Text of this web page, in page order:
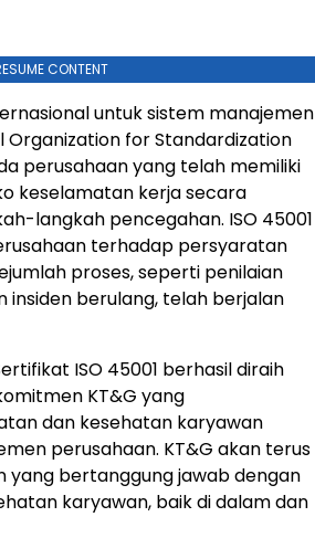
CONTENT
untuk sistem manajemen
Organization for Standardization
perusahaan yang telah memiliki
keselamatan kerja secara
langkah pencegahan. ISO 45001
terhadap persyaratan
proses, seperti penilaian
insiden berulang, telah berjalan
ISO 45001 berhasil diraih
KT&G yang
dan kesehatan karyawan
perusahaan. KT&G akan terus
yang bertanggung jawab dengan
karyawan, baik di dalam dan